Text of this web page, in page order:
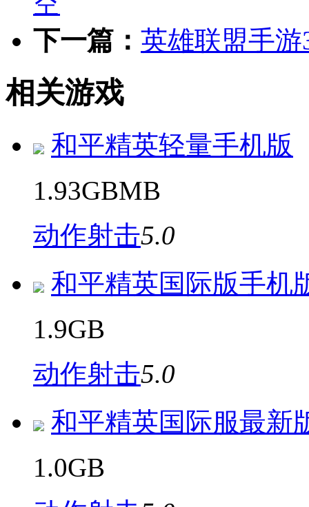
下一篇： 英雄联盟手
相关游戏
和平精英轻量手机版
1.93GBMB
动作射击5.0
和平精英国际版手机
1.9GB
动作射击5.0
和平精英国际服最新
1.0GB